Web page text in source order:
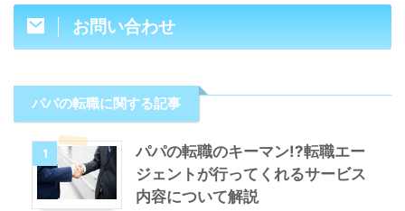
お問い合わせ
パパの転職に関する記事
1
パパの転職のキーマン!?転職エー
ジェントが行ってくれるサービス
内容について解説